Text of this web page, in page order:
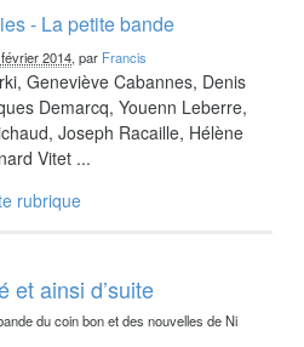
- La petite bande
2014, par Francis
Geneviève Cabannes, Denis
Demarcq, Youenn Leberre,
Joseph Racaille, Hélène
Vitet ...
rubrique
et ainsi d’suite
du coin bon et des nouvelles de Ni